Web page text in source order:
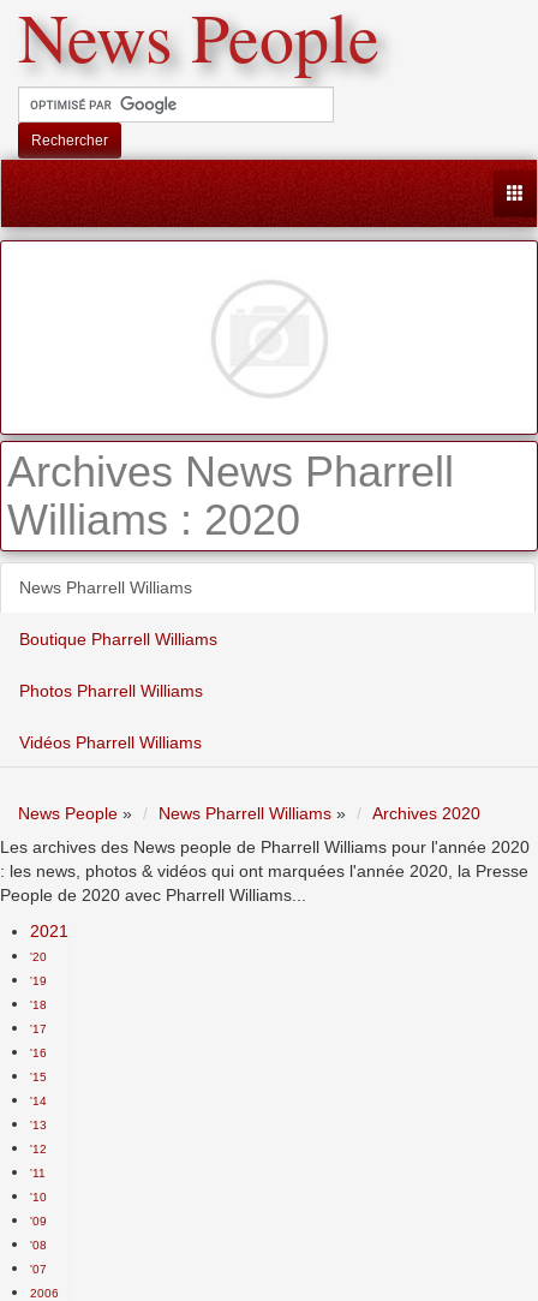
News People
Rechercher
Archives News Pharrell
Williams : 2020
News Pharrell Williams
Boutique Pharrell Williams
Photos Pharrell Williams
Vidéos Pharrell Williams
News People » News Pharrell Williams »
Archives 2020
Les archives des News people de Pharrell Williams pour l'année 2020
: les news, photos & vidéos qui ont marquées l'année 2020, la Presse
People de 2020 avec Pharrell Williams...
2021
'20
'19
'18
'17
'16
'15
'14
'13
'12
'11
'10
'09
'08
'07
2006